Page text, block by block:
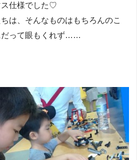
ス仕様でした♡
は、そんなものはもちろんのこ
だって眼もくれず……